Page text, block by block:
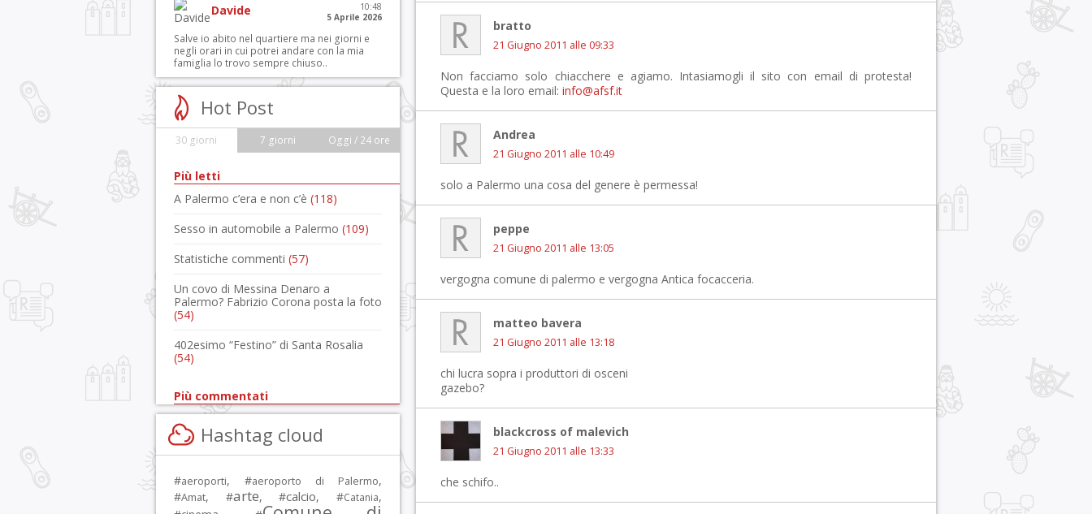
bratto
21 Giugno 2011 alle 09:33
Non facciamo solo chiacchere e agiamo. Intasiamogli il sito con email di protesta!
Questa e la loro email: info@afsf.it
Andrea
21 Giugno 2011 alle 10:49
solo a Palermo una cosa del genere è permessa!
peppe
21 Giugno 2011 alle 13:05
vergogna comune di palermo e vergogna Antica focacceria.
matteo bavera
21 Giugno 2011 alle 13:18
chi lucra sopra i produttori di osceni
gazebo?
blackcross of malevich
21 Giugno 2011 alle 13:33
che schifo..
Davide
10:48
5 Aprile 2026
Salve io abito nel quartiere ma nei giorni e
negli orari in cui potrei andare con la mia
famiglia lo trovo sempre chiuso..
Hot Post
30 giorni 7 giorni Oggi / 24 ore
Più letti
A Palermo c’era e non c’è (118)
Sesso in automobile a Palermo (109)
Statistiche commenti (57)
Un covo di Messina Denaro a
Palermo? Fabrizio Corona posta la foto
(54)
402esimo “Festino” di Santa Rosalia
(54)
Più commentati
Hashtag cloud
#aeroporti, #aeroporto di Palermo,
#Amat, #arte, #calcio, #Catania,